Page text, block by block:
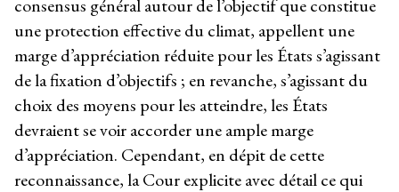
consensus général autour de l’objectif que constitue
une protection effective du climat, appellent une
marge d’appréciation réduite pour les États s’agissant
de la fixation d’objectifs ; en revanche, s’agissant du
choix des moyens pour les atteindre, les États
devraient se voir accorder une ample marge
d’appréciation. Cependant, en dépit de cette
reconnaissance, la Cour explicite avec détail ce qui